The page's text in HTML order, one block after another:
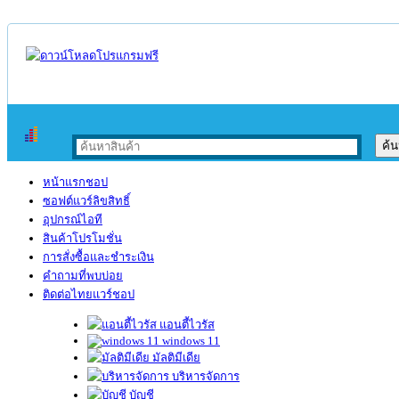
หน้าแรกชอป
ซอฟต์แวร์ลิขสิทธิ์
อุปกรณ์ไอที
สินค้าโปรโมชั่น
การสั่งซื้อและชำระเงิน
คำถามที่พบบ่อย
ติดต่อไทยแวร์ชอป
แอนตี้ไวรัส
windows 11
มัลติมีเดีย
บริหารจัดการ
บัญชี